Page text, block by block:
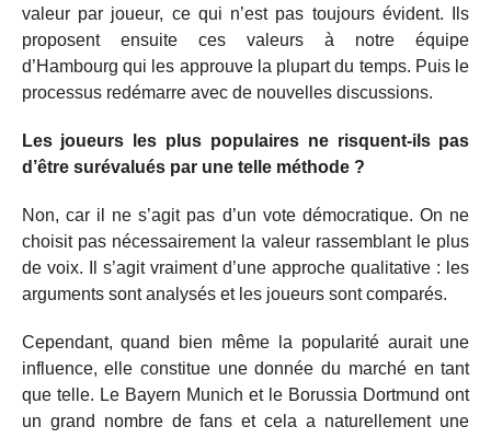
valeur par joueur, ce qui n’est pas toujours évident. Ils
proposent ensuite ces valeurs à notre équipe
d’Hambourg qui les approuve la plupart du temps. Puis le
processus redémarre avec de nouvelles discussions.
Les joueurs les plus populaires ne risquent-ils pas
d’être surévalués par une telle méthode ?
Non, car il ne s’agit pas d’un vote démocratique. On ne
choisit pas nécessairement la valeur rassemblant le plus
de voix. Il s’agit vraiment d’une approche qualitative : les
arguments sont analysés et les joueurs sont comparés.
Cependant, quand bien même la popularité aurait une
influence, elle constitue une donnée du marché en tant
que telle. Le Bayern Munich et le Borussia Dortmund ont
un grand nombre de fans et cela a naturellement une